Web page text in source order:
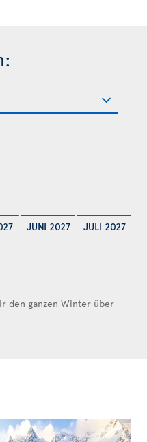
JUNI 2027 JULI 2027
den ganzen Winter über